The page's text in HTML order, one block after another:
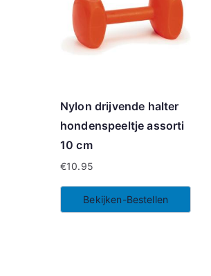
Nylon drijvende halter
hondenspeeltje assorti
10 cm
€10.95
Bekijken-Bestellen